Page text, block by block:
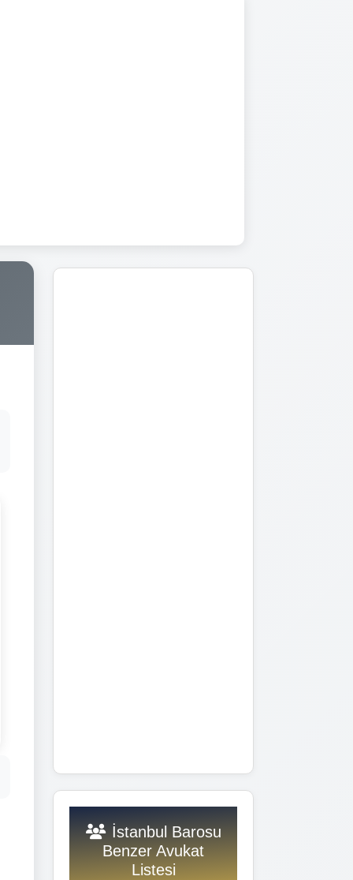
İstanbul Barosu
Benzer Avukat
Listesi